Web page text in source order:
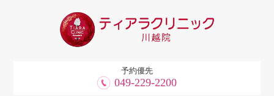
予約優先
049-229-2200